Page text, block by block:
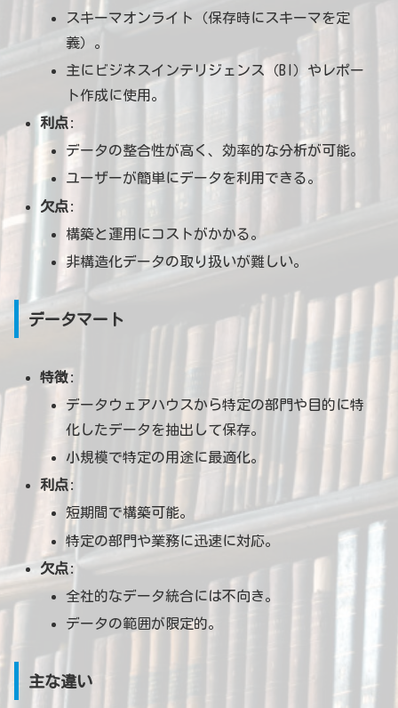
スキーマオンライト（保存時にスキーマを定
義）。
主にビジネスインテリジェンス（BI）やレポー
ト作成に使用。
利点 :
データの整合性が高く、効率的な分析が可能。
ユーザーが簡単にデータを利用できる。
欠点 :
構築と運用にコストがかかる。
非構造化データの取り扱いが難しい。
データマート
特徴:
データウェアハウスから特定の部門や目的に特
化したデータを抽出して保存。
小規模で特定の用途に最適化。
利点 :
短期間で構築可能。
特定の部門や業務に迅速に対応。
欠点 :
全社的なデータ統合には不向き。
データの範囲が限定的。
主な違い